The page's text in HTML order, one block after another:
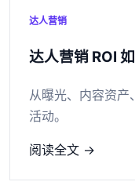
达人营销
达人营销 ROI
从曝光、内容资产
活动。
阅读全文 →